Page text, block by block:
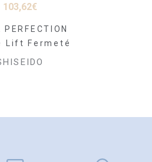
103,62€
Lift Fermeté